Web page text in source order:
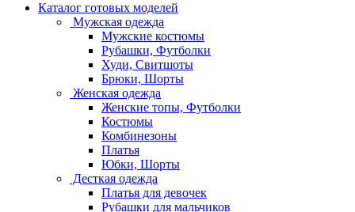
Каталог готовых моделей
Мужская одежда
Мужские костюмы
Рубашки, Футболки
Худи, Свитшоты
Брюки, Шорты
Женская одежда
Женские топы, Футболки
Костюмы
Комбинезоны
Платья
Юбки, Шорты
Десткая одежда
Платья для девочек
Рубашки для мальчиков